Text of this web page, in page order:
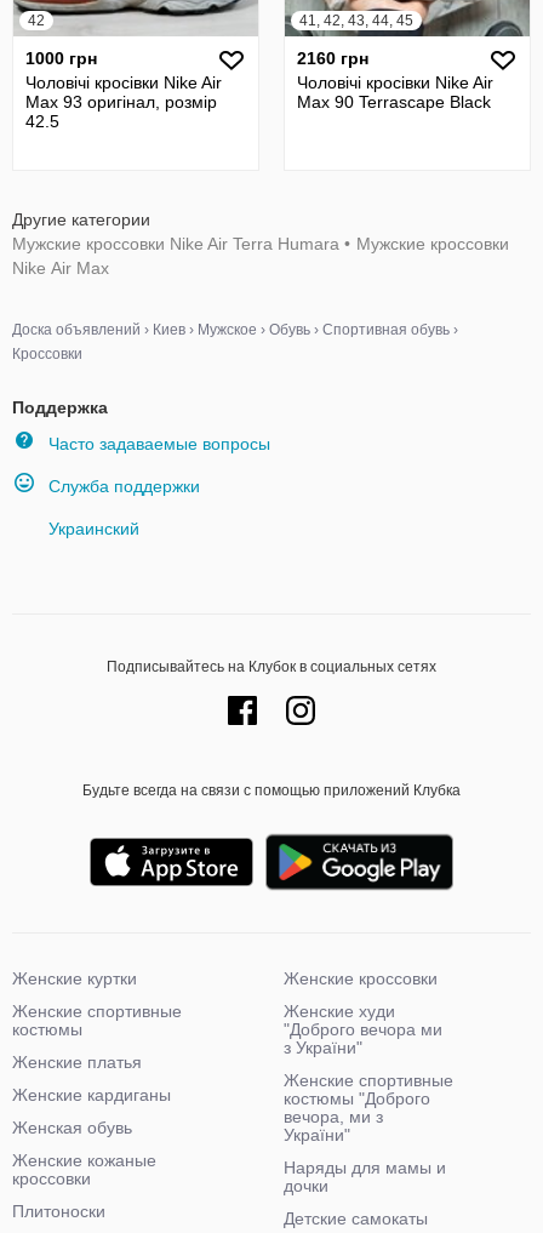
42
1000 грн
Чоловічі кросівки Nike Air
Max 93 оригінал, розмір
42.5
41, 42, 43, 44, 45
2160 грн
Чоловічі кросівки Nike Air
Max 90 Terrascape Black
Другие категории
Мужские кроссовки Nike Air Terra Humara • Мужские кроссовки
Nike Аir Мax
Доска объявлений › Киев › Мужское › Обувь › Спортивная обувь ›
Кроссовки
Поддержка
Часто задаваемые вопросы
Служба поддержки
Украинский
Подписывайтесь на Клубок в социальных сетях
Будьте всегда на связи с помощью приложений Клубка
Женские куртки
Женские спортивные
костюмы
Женские платья
Женские кардиганы
Женская обувь
Женские кожаные
кроссовки
Плитоноски
Женские кроссовки
Женские худи
"Доброго вечора ми
з України"
Женские спортивные
костюмы "Доброго
вечора, ми з
України"
Наряды для мамы и
дочки
Детские самокаты